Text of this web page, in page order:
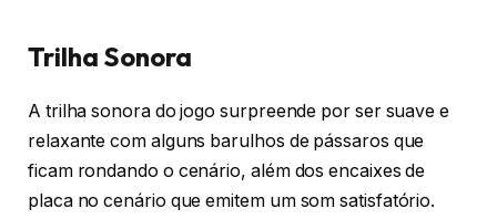
Trilha Sonora
A trilha sonora do jogo surpreende por ser suave e
relaxante com alguns barulhos de pássaros que
ficam rondando o cenário, além dos encaixes de
placa no cenário que emitem um som satisfatório.